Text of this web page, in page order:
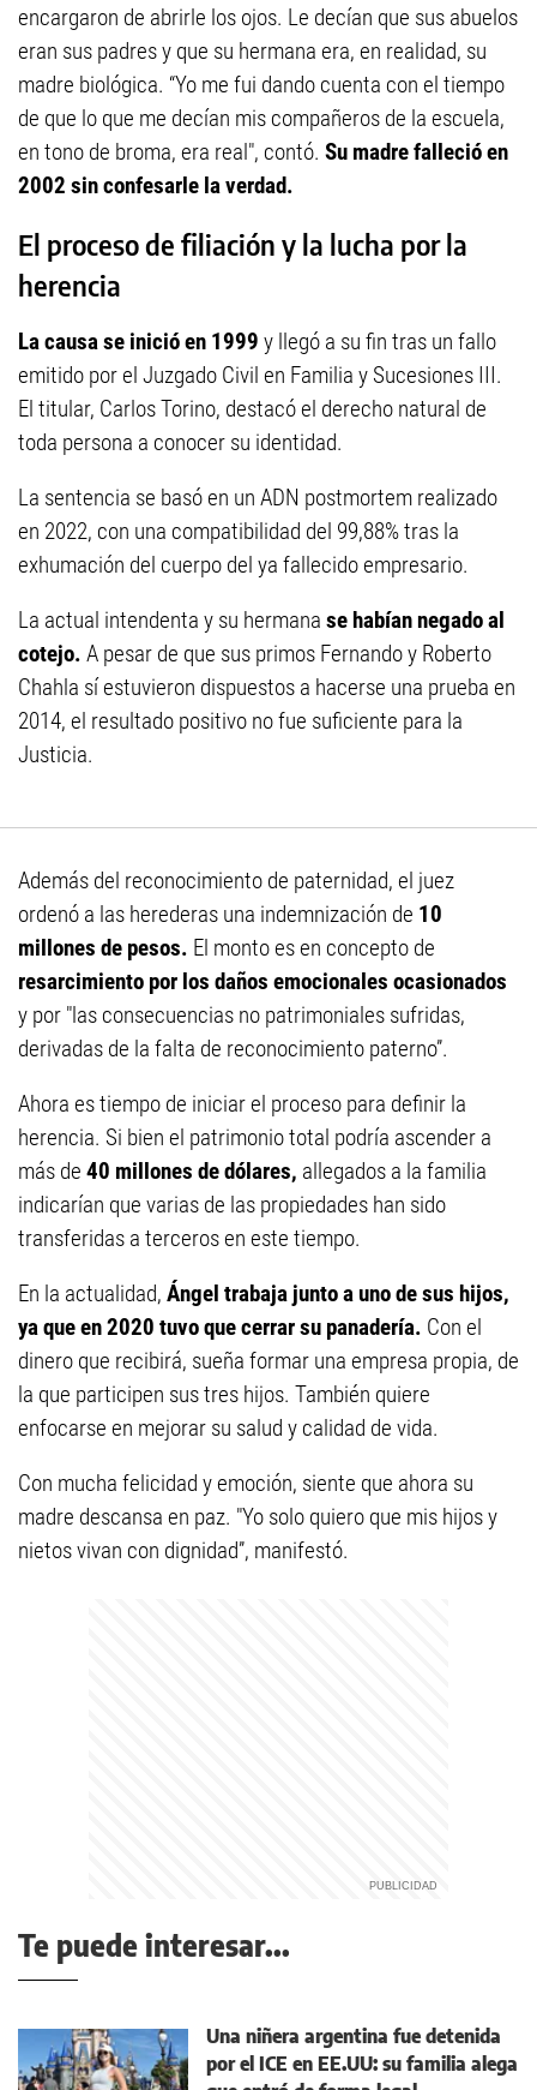
encargaron de abrirle los ojos. Le decían que sus abuelos
eran sus padres y que su hermana era, en realidad, su
madre biológica. “Yo me fui dando cuenta con el tiempo
de que lo que me decían mis compañeros de la escuela,
en tono de broma, era real", contó. Su madre falleció en
2002 sin confesarle la verdad.
El proceso de filiación y la lucha por la
herencia
La causa se inició en 1999 y llegó a su fin tras un fallo
emitido por el Juzgado Civil en Familia y Sucesiones III.
El titular, Carlos Torino, destacó el derecho natural de
toda persona a conocer su identidad.
La sentencia se basó en un ADN postmortem realizado
en 2022, con una compatibilidad del 99,88% tras la
exhumación del cuerpo del ya fallecido empresario.
La actual intendenta y su hermana se habían negado al
cotejo. A pesar de que sus primos Fernando y Roberto
Chahla sí estuvieron dispuestos a hacerse una prueba en
2014, el resultado positivo no fue suficiente para la
Justicia.
Además del reconocimiento de paternidad, el juez
ordenó a las herederas una indemnización de 10
millones de pesos. El monto es en concepto de
resarcimiento por los daños emocionales ocasionados
y por "las consecuencias no patrimoniales sufridas,
derivadas de la falta de reconocimiento paterno”.
Ahora es tiempo de iniciar el proceso para definir la
herencia. Si bien el patrimonio total podría ascender a
más de 40 millones de dólares, allegados a la familia
indicarían que varias de las propiedades han sido
transferidas a terceros en este tiempo.
En la actualidad, Ángel trabaja junto a uno de sus hijos,
ya que en 2020 tuvo que cerrar su panadería. Con el
dinero que recibirá, sueña formar una empresa propia, de
la que participen sus tres hijos. También quiere
enfocarse en mejorar su salud y calidad de vida.
Con mucha felicidad y emoción, siente que ahora su
madre descansa en paz. "Yo solo quiero que mis hijos y
nietos vivan con dignidad”, manifestó.
Te puede interesar...
Una niñera argentina fue detenida
por el ICE en EE.UU: su familia alega